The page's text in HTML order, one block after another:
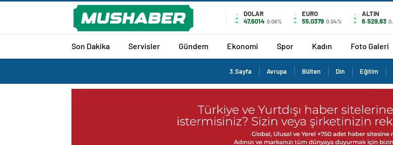
DOLAR
47,6014 0.06%
EURO
55,0379 0.04%
ALTIN
6.529,83
Son Dakika Servisler Gündem Ekonomi Spor Kadın Foto Galeri
3.Sayfa Avrupa Bülten Din Eğitim